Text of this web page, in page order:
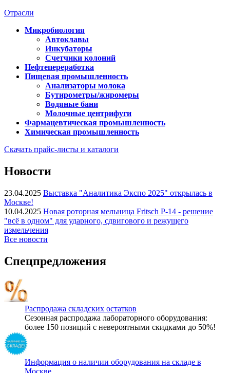
Отрасли
Микробиология
Автоклавы
Инкубаторы
Счетчики колоний
Нефтепереработка
Пищевая промышленность
Анализаторы молока
Бутирометры/жиромеры
Водяные бани
Молочные центрифуги
Фармацевтическая промышленность
Химическая промышленность
Скачать прайс-листы и каталоги
Новости
23.04.2025 Выставка "Аналитика Экспо 2025" открылась в
Москве!
10.04.2025 Новая роторная мельница Fritsch P-14 - решение
"всё в одном" для ударного, сдвигового и режущего
измельчения
Все новости
Спецпредложения
Распродажа складских остатков
Сезонная распродажа лабораторного оборудования:
более 150 позиций с невероятными скидками до 50%!
Информация о наличии оборудования на складе в
Москве